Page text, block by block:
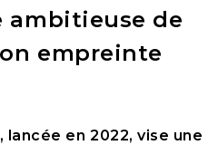
ambitieuse de
empreinte
lancée en 2022, vise une